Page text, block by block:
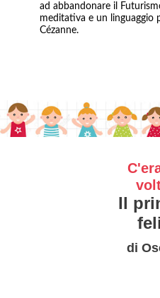
ad abbandonare il
meditativa e un linguaggio
Cézanne.
Il
di